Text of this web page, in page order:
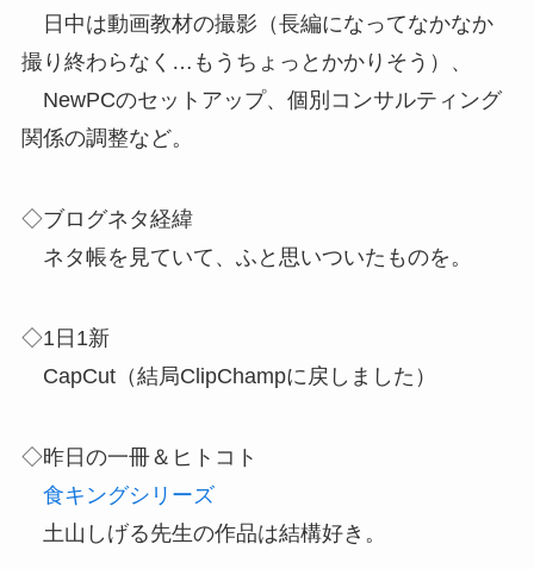
日中は動画教材の撮影（長編になってなかなか
撮り終わらなく…もうちょっとかかりそう）、
NewPCのセットアップ、個別コンサルティング
関係の調整など。
◇ブログネタ経緯
ネタ帳を見ていて、ふと思いついたものを。
◇1日1新
CapCut（結局ClipChampに戻しました）
◇昨日の一冊＆ヒトコト
食キングシリーズ
土山しげる先生の作品は結構好き。